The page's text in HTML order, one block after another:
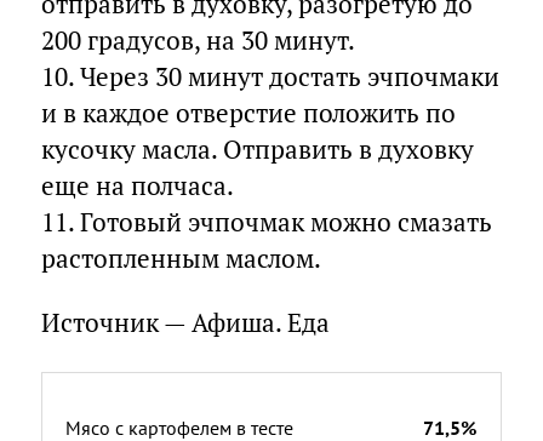
200 градусов, на 30 минут.
10. Через 30 минут достать эчпочмаки
и в каждое отверстие положить по
кусочку масла. Отправить в духовку
еще на полчаса.
11. Готовый эчпочмак можно смазать
растопленным маслом.
Источник — Афиша. Еда
Мясо с картофелем в тесте 71,5%